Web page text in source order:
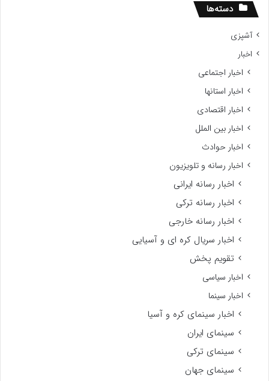
با
هم
بودنشان
شعله
دسته‌ها
آشپزی
اخبار
اخبار اجتماعی
اخبار استانها
اخبار اقتصادی
اخبار بین الملل
اخبار حوادث
اخبار رسانه و تلویزیون
اخبار رسانه ایرانی
اخبار رسانه ترکی
اخبار رسانه خارجی
اخبار سریال کره ای و آسیایی
تقویم پخش
اخبار سیاسی
اخبار سینما
اخبار سینمای کره و آسیا
سینمای ایران
سینمای ترکی
سینمای جهان